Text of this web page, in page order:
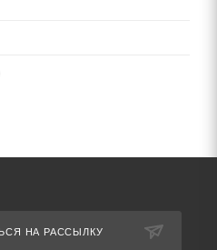
НА РАССЫЛКУ